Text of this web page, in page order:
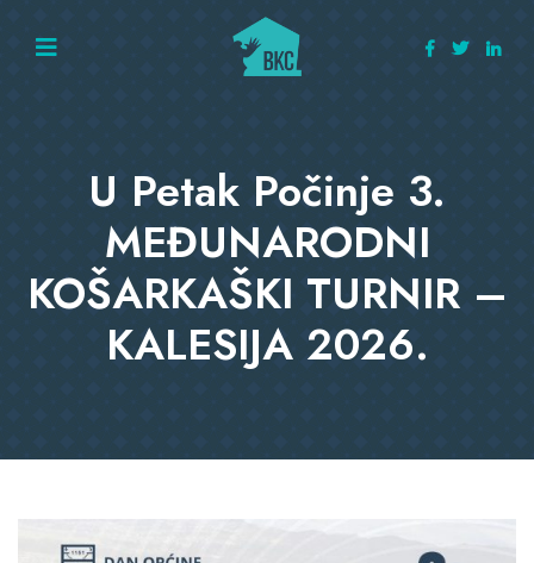
U Petak Počinje 3.
MEĐUNARODNI
KOŠARKAŠKI TURNIR –
KALESIJA 2026.